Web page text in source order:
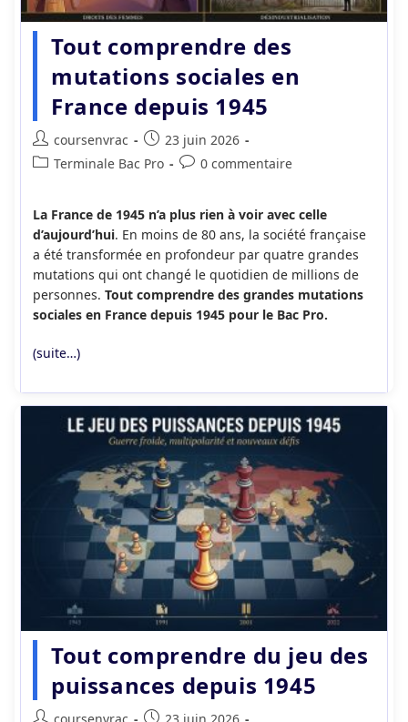
Tout comprendre des
mutations sociales en
France depuis 1945
Auteur/autrice
de
coursenvrac
Publication
publiée :
23 juin 2026
PostTerminale Bac Pro
Commentaires
publication :
0 commentaire
La France de 1945 n’a plus rien à voir avec celle
d’aujourd’hui. En moins de 80 ans, la société française
a été transformée en profondeur par quatre grandes
mutations qui ont changé le quotidien de millions de
personnes. Tout comprendre des grandes mutations
sociales en France depuis 1945 pour le Bac Pro.
(suite…)
Tout comprendre du jeu des
puissances depuis 1945
Auteur/autrice Publication